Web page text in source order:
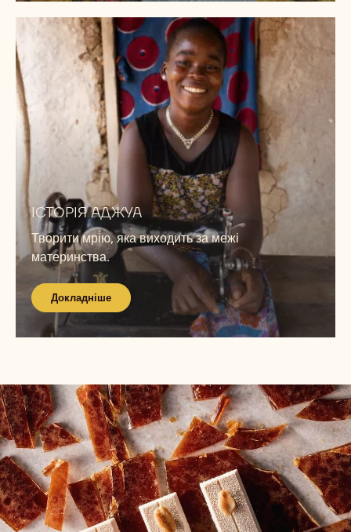
ІСТОРІЯ АДЖУА
Творити мрію, яка виходить за межі
материнства.
Докладніше
Докладніше
Докладніше